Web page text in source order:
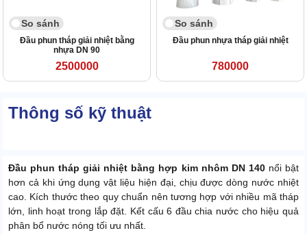
So sánh
Đầu phun tháp giải nhiệt bằng
nhựa DN 90
2500000
So sánh
Đầu phun nhựa tháp giải nhiệt
780000
Thông số kỹ thuật
Đầu phun tháp giải nhiệt bằng hợp kim nhôm DN 140nổi bật
hơn cả khi ứng dụng vật liệu hiện đại, chịu được dòng nước nhiệt
cao. Kích thước theo quy chuẩn nên tương hợp với nhiều mã tháp
lớn, linh hoạt trong lắp đặt. Kết cấu 6 đầu chia nước cho hiệu quả
phân bổ nước nóng tối ưu nhất.